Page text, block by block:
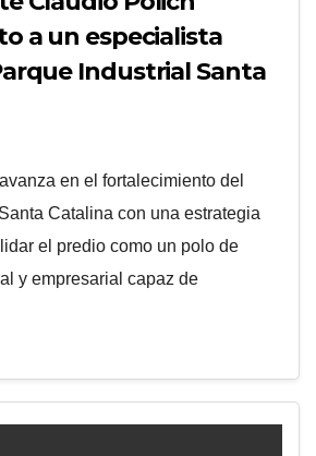
a un especialista
Industrial Santa
en el fortalecimiento del
Catalina con una estrategia
el predio como un polo de
y empresarial capaz de